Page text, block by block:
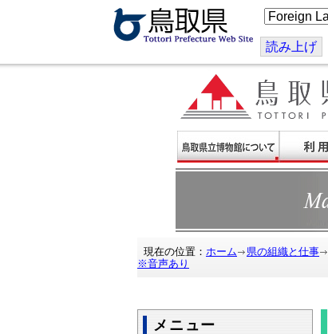
こ
の
ジ
を
翻
訳
す
る
読み上げ
現在の位置： ホーム 県の組織と仕事
※音声あり
メニュー